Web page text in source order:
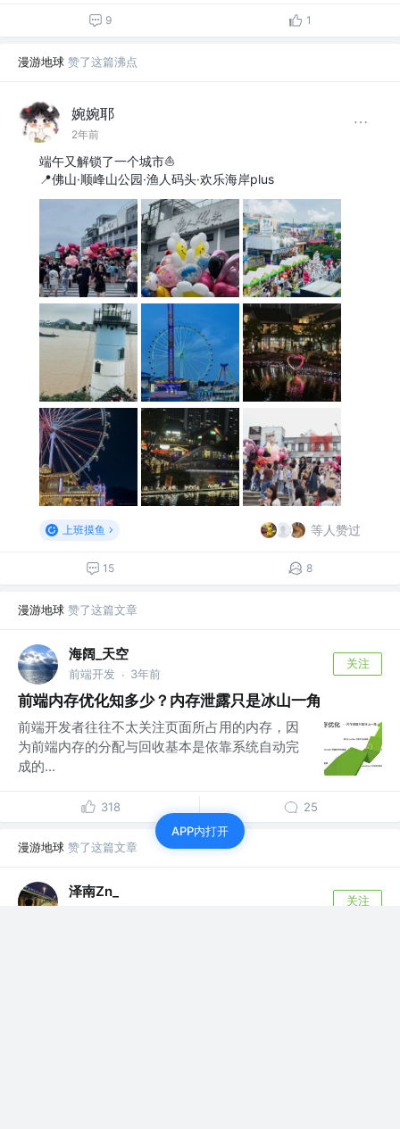
9 1
漫游地球 赞了这篇沸点
婉婉耶
2年前
端午又解锁了一个城市⛵️ ​​​
📍佛山·顺峰山公园·渔人码头·欢乐海岸plus
上班摸鱼 等人赞过
15 8
漫游地球 赞了这篇文章
海阔_天空
前端开发 · 3年前
关注
前端内存优化知多少？内存泄露只是冰山一角
前端开发者往往不太关注页面所占用的内存，因
为前端内存的分配与回收基本是依靠系统自动完
成的...
318 25
漫游地球 赞了这篇文章
泽南Zn_
关注
APP内打开